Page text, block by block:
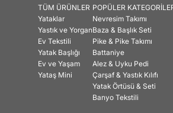
TÜM ÜRÜNLER
Yataklar
Yastık ve Yorgan
Ev Tekstili
Yatak Başlığı
Ev ve Yaşam
Yataş Mini
POPÜLER
Nevresim Takımı
Baza & Başlık Seti
Pike & Pike Takımı
Battaniye
Alez & Uyku Pedi
Çarşaf & Yastık Kılıfı
Yatak Örtüsü & Seti
Banyo Tekstili